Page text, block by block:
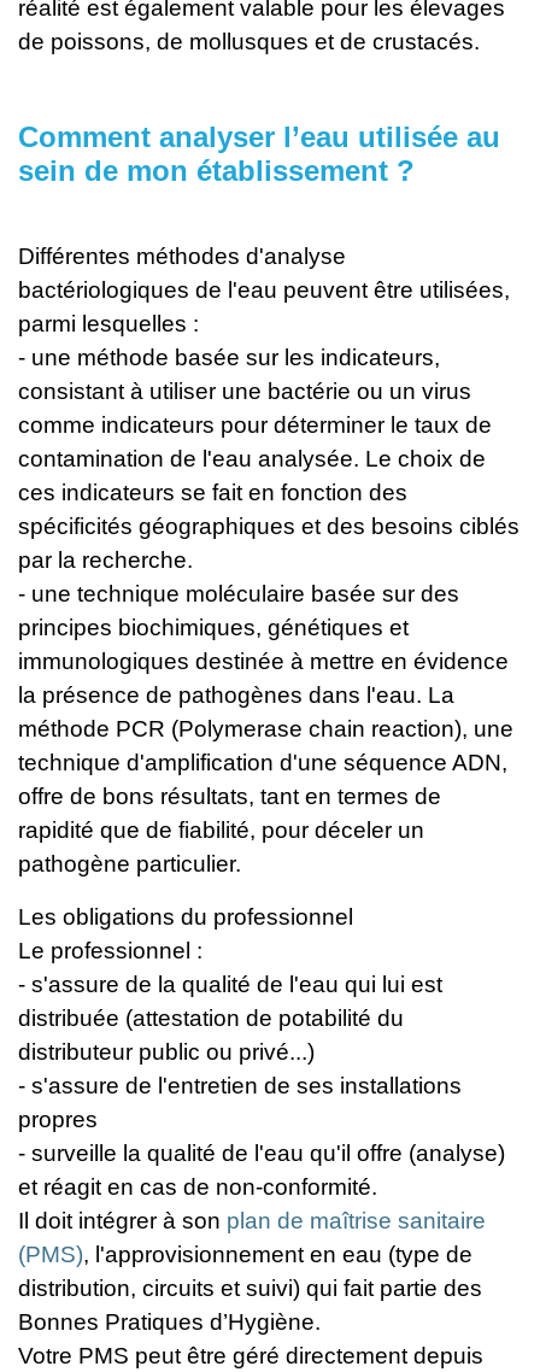
réalité est également valable pour les élevages
de poissons, de mollusques et de crustacés.
Comment analyser l’eau utilisée au
sein de mon établissement ?
Différentes méthodes d'analyse
bactériologiques de l'eau peuvent être utilisées,
parmi lesquelles :
- une méthode basée sur les indicateurs,
consistant à utiliser une bactérie ou un virus
comme indicateurs pour déterminer le taux de
contamination de l'eau analysée. Le choix de
ces indicateurs se fait en fonction des
spécificités géographiques et des besoins ciblés
par la recherche.
- une technique moléculaire basée sur des
principes biochimiques, génétiques et
immunologiques destinée à mettre en évidence
la présence de pathogènes dans l'eau. La
méthode PCR (Polymerase chain reaction), une
technique d'amplification d'une séquence ADN,
offre de bons résultats, tant en termes de
rapidité que de fiabilité, pour déceler un
pathogène particulier.
Les obligations du professionnel
Le professionnel :
- s'assure de la qualité de l'eau qui lui est
distribuée (attestation de potabilité du
distributeur public ou privé...)
- s'assure de l'entretien de ses installations
propres
- surveille la qualité de l'eau qu'il offre (analyse)
et réagit en cas de non-conformité.
Il doit intégrer à son plan de maîtrise sanitaire
(PMS), l'approvisionnement en eau (type de
distribution, circuits et suivi) qui fait partie des
Bonnes Pratiques d’Hygiène.
Votre PMS peut être géré directement depuis